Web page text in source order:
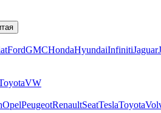
FordGMCHondaHyundaiInfinitiJaguar
VW
OpelPeugeotRenaultSeatTeslaToyota